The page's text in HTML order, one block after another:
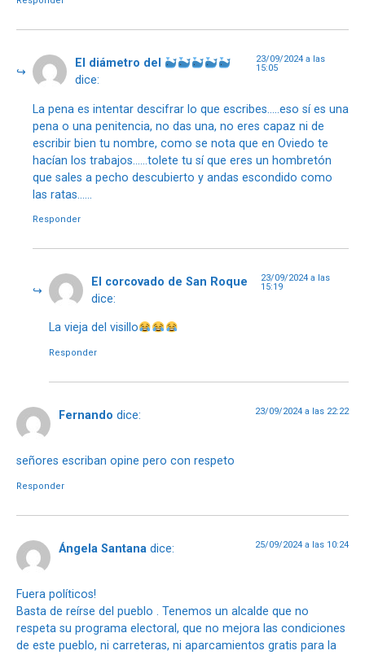
El diámetro del
dice:
23/09/2024 a las
15:05
La pena es intentar descifrar lo que escribes…..eso sí es una
pena o una penitencia, no das una, no eres capaz ni de
escribir bien tu nombre, como se nota que en Oviedo te
hacían los trabajos……tolete tu sí que eres un hombretón
que sales a pecho descubierto y andas escondido como
las ratas……
Responder
El corcovado de San Roque
dice:
23/09/2024 a las
15:19
La vieja del visillo
Responder
Fernando dice: 23/09/2024 a las 22:22
señores escriban opine pero con respeto
Responder
Ángela Santana dice: 25/09/2024 a las 10:24
Fuera políticos!
Basta de reírse del pueblo . Tenemos un alcalde que no
respeta su programa electoral, que no mejora las condiciones
de este pueblo, ni carreteras, ni aparcamientos gratis para la